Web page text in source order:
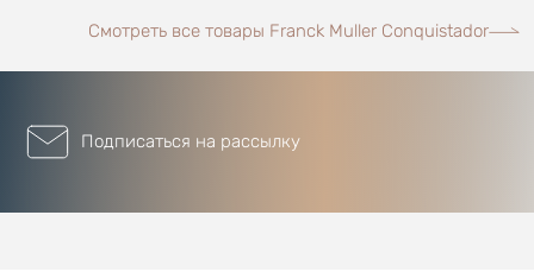
Смотреть все товары Franck Muller Conquistador
Подписаться на рассылку